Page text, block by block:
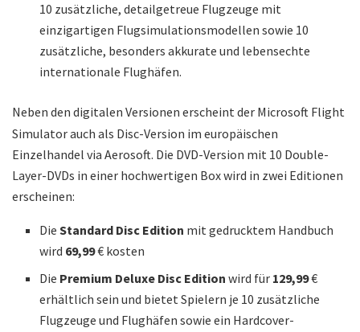
10 zusätzliche, detailgetreue Flugzeuge mit
einzigartigen Flugsimulationsmodellen sowie 10
zusätzliche, besonders akkurate und lebensechte
internationale Flughäfen.
Neben den digitalen Versionen erscheint der Microsoft Flight
Simulator auch als Disc-Version im europäischen
Einzelhandel via Aerosoft. Die DVD-Version mit 10 Double-
Layer-DVDs in einer hochwertigen Box wird in zwei Editionen
erscheinen:
DieStandard Disc Edition mit gedrucktem Handbuch
wird 69,99€ kosten
Die Premium Deluxe Disc Edition wird für 129,99€
erhältlich sein und bietet Spielern je 10 zusätzliche
Flugzeuge und Flughäfen sowie ein Hardcover-